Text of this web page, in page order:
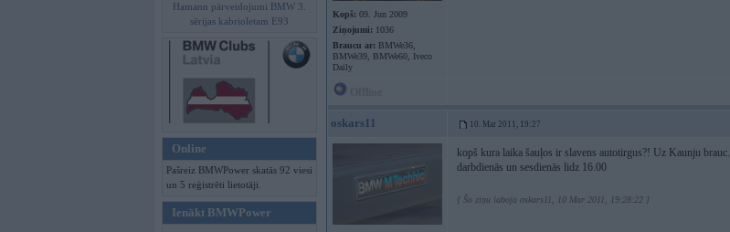
Hamann pārveidojumi BMW 3.
sērijas kabrioletam E93
Online
Pašreiz BMWPower skatās 92 viesi
un 5 reģistrēti lietotāji.
Ienākt BMWPower
Kopš: 09. Jun 2009
Ziņojumi: 1036
Braucu ar: BMWe36,
BMWe39, BMWe60, Iveco
Daily
oskars11 10. Mar 2011, 19:27
kopš kura laika šauļos ir slavens autotirgus?! Uz Kaunju brauc.
darbdienās un sesdienās lidz 16.00
[ Šo ziņu laboja oskars11, 10 Mar 2011, 19:28:22 ]